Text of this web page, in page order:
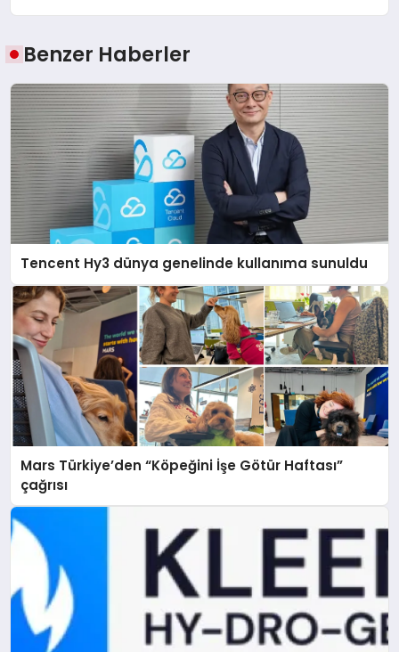
Benzer Haberler
Tencent Hy3 dünya genelinde kullanıma sunuldu
Mars Türkiye’den “Köpeğini İşe Götür Haftası”
çağrısı